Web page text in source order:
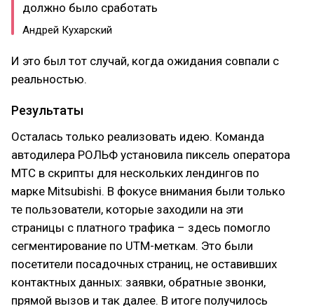
должно было сработать
Андрей Кухарский
И это был тот случай, когда ожидания совпали с
реальностью.
Результаты
Осталась только реализовать идею. Команда
автодилера РОЛЬФ установила пиксель оператора
МТС в скрипты для нескольких лендингов по
марке Mitsubishi. В фокусе внимания были только
те пользователи, которые заходили на эти
страницы с платного трафика – здесь помогло
сегментирование по UTM-меткам. Это были
посетители посадочных страниц, не оставивших
контактных данных: заявки, обратные звонки,
прямой вызов и так далее. В итоге получилось